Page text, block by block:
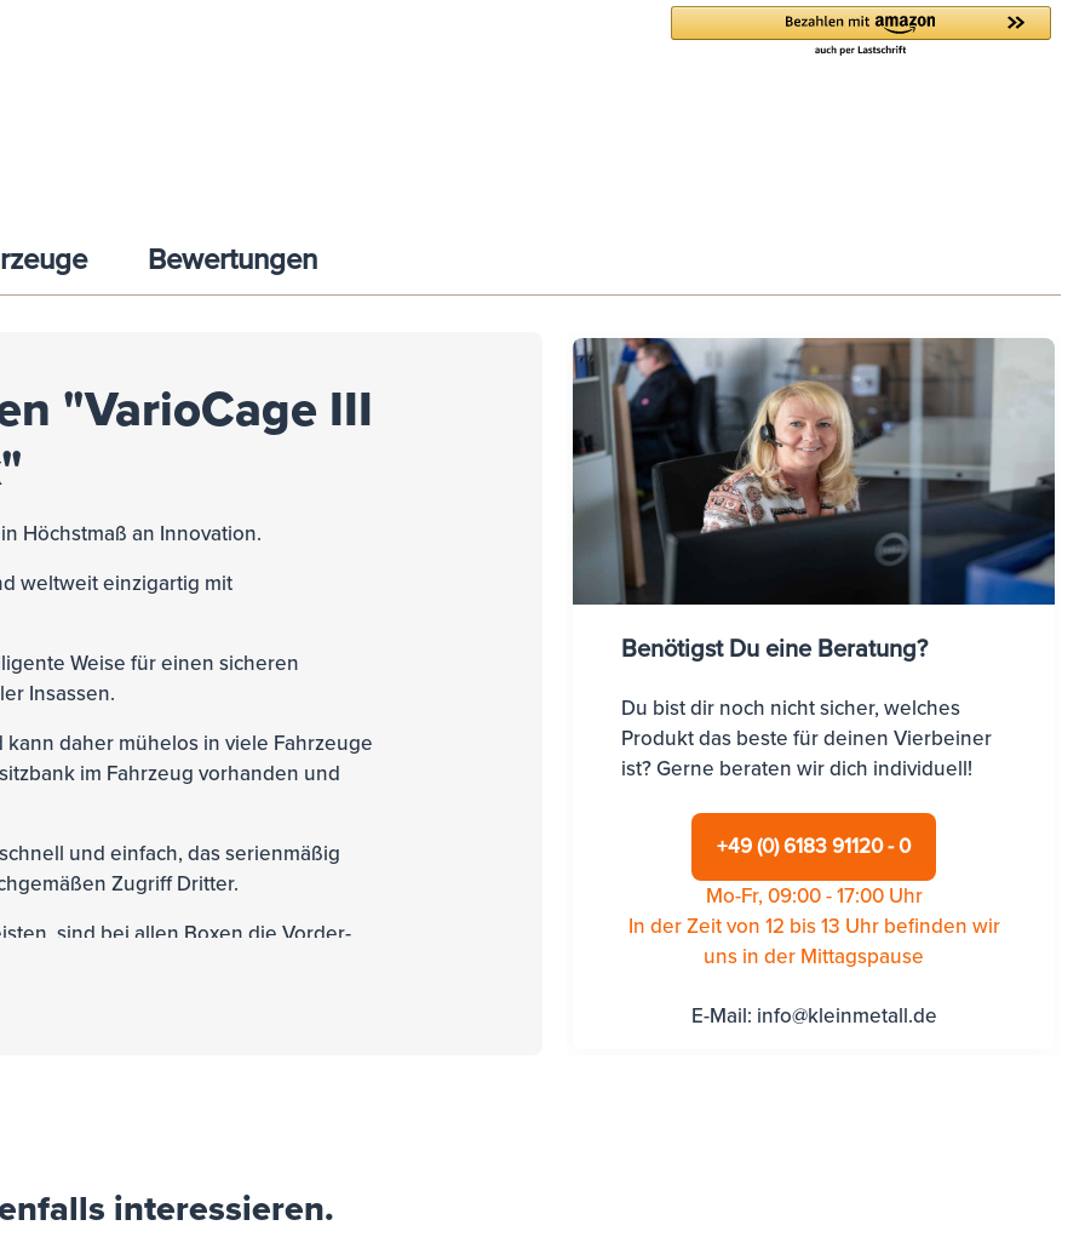
Bewertungen
"VarioCage III
Höchstmaß an Innovation.
weltweit einzigartig mit
Weise für einen sicheren
Insassen.
daher mühelos in viele Fahrzeuge
im Fahrzeug vorhanden und
und einfach, das serienmäßig
Zugriff Dritter.
sind bei allen Boxen die Vorder-
Benötigst Du eine Beratung?
Du bist dir noch nicht sicher, welches
Produkt das beste für deinen Vierbeiner
ist? Gerne beraten wir dich individuell!
+49 (0) 6183 91120 - 0
Mo-Fr, 09:00 - 17:00 Uhr
In der Zeit von 12 bis 13 Uhr befinden wir
uns in der Mittagspause
E-Mail: info@kleinmetall.de
interessieren.